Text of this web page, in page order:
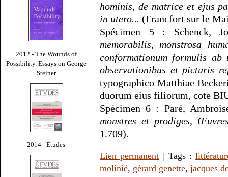
2012 - The Wounds of
Possibility. Essays on George
Steiner
2014 - Études
hominis, de matrice et ejus
in utero... (Francfort sur le
Spécimen 5 : Schenck,
memorabilis, monstrosa
conformationum formulis
observationibus et picturis
typographico Matthiae
duorum eius filiorum, cote
Spécimen 6 : Paré,
monstres et prodiges,
1.709).
Lien permanent | Tags :
molinié, gérard genette, jacques